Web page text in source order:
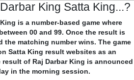
King Satta King...?
is a number-based game where
00 and 99. Once the result is
the matching number wins. The game
Satta King result websites as an
of Raj Darbar King is announced
in the morning session.